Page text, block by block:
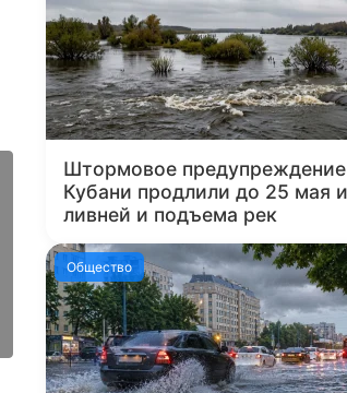
Штормовое предупреждение
Кубани продлили до 25 мая
ливней и подъема рек
Общество